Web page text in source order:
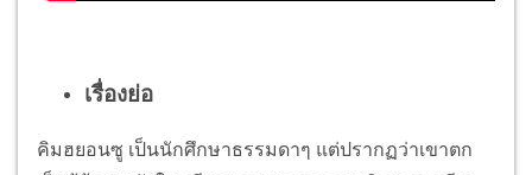
เรื่องย่อ
คิมฮยอนซู เป็นนักศึกษาธรรมดาๆ แต่ปรากฏว่าเขาตก